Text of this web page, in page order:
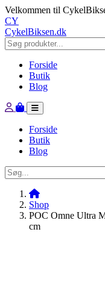
Velkommen til
CY
CykelBiksen.dk
Forside
Butik
Blog
Forside
Butik
Blog
Shop
POC Omne Ultra
cm